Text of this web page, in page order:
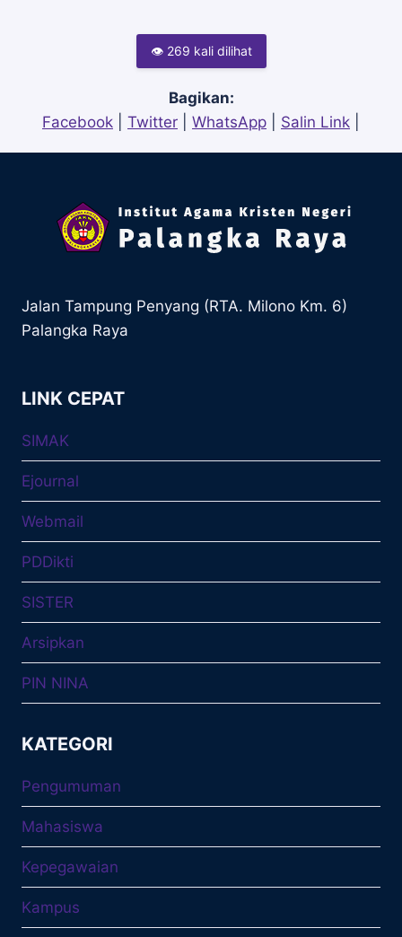
👁 269 kali dilihat
Bagikan:
Facebook
Twitter WhatsApp Salin Link
Jalan Tampung Penyang (RTA. Milono Km. 6)
Palangka Raya
LINK CEPAT
SIMAK
Ejournal
Webmail
PDDikti
SISTER
Arsipkan
PIN NINA
KATEGORI
Pengumuman
Mahasiswa
Kepegawaian
Kampus